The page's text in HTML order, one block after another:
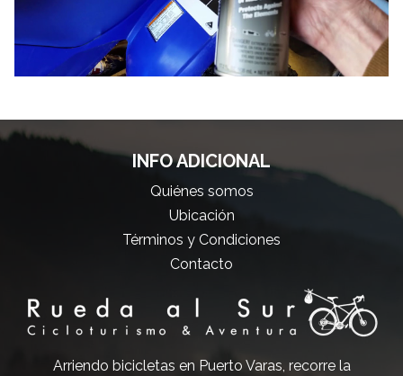
INFO ADICIONAL
Quiénes somos
Ubicación
Términos y Condiciones
Contacto
Arriendo bicicletas en Puerto Varas, recorre la